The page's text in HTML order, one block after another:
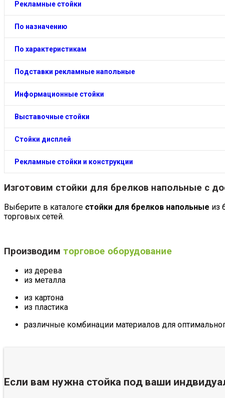
Рекламные стойки
По назначению
По характеристикам
Подставки рекламные напольные
Информационные стойки
Выставочные стойки
Стойки дисплей
Рекламные стойки и конструкции
Изготовим стойки для брелков напольные с
Выберите в каталоге стойки для брелков напольные из
торговых сетей.
Производим торговое оборудование
из дерева
из металла
из картона
из пластика
различные комбинации материалов для
Если вам нужна стойка под ваши